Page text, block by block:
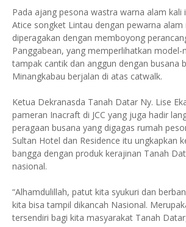
Pada ajang pesona wastra warna alam kali
Atice songket Lintau dengan pewarna alam
diperagakan dengan memboyong
Panggabean, yang memperlihatkan
tampak cantik dan anggun dengan busana
Minangkabau berjalan di atas catwalk.
Ketua Dekranasda Tanah Datar Ny. Lise
pameran Inacraft di JCC yang juga hadir
peragaan busana yang digagas rumah
Sultan Hotel dan Residence itu ungkapkan
bangga dengan produk kerajinan Tanah
nasional.
“Alhamdulillah, patut kita syukuri dan
kita bisa tampil dikancah Nasional.
tersendiri bagi kita masyarakat Tanah